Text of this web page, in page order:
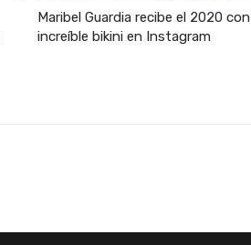
Maribel Guardia recibe el 2020 con
increíble bikini en Instagram